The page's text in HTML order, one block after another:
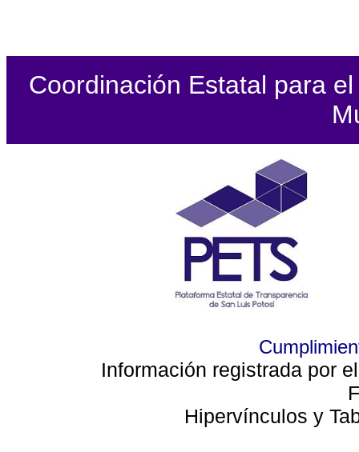
Coordinación Estatal para
Información registrada por
Hipervínculos y